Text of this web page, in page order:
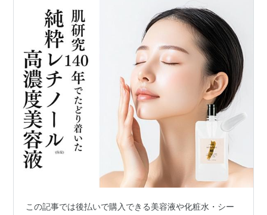
この記事では後払いで購入できる美容液や化粧水・シー